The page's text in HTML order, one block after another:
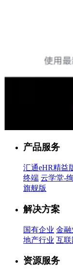
产品服务
汇通eHR精益
终端 云学堂-
旗舰版
解决方案
国有企业 金融
地产行业 互联
资源服务